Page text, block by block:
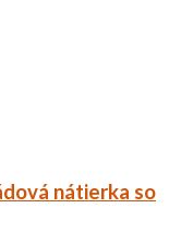
nátierka so